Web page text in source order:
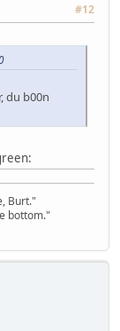
#12
du b00n
Burt."
bottom."